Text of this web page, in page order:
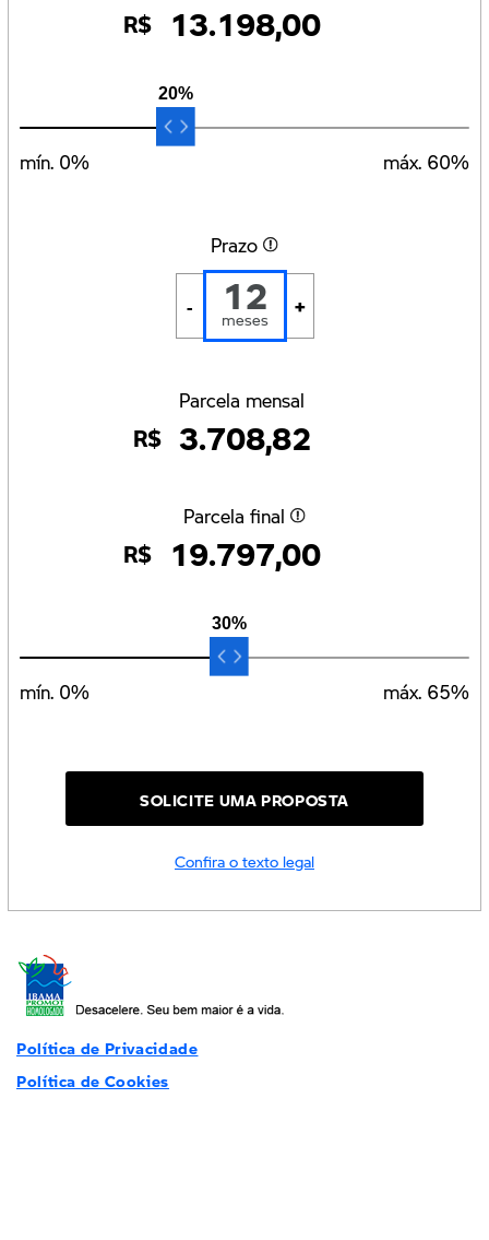
R$ 13.198,00
20%
mín. 0% máx. 60%
Prazo
- 12
meses +
Parcela mensal
R$ 3.708,82
Parcela final
R$ 19.797,00
30%
mín. 0% máx. 65%
SOLICITE UMA PROPOSTA
Confira o texto legal
Política de Privacidade
Política de Cookies